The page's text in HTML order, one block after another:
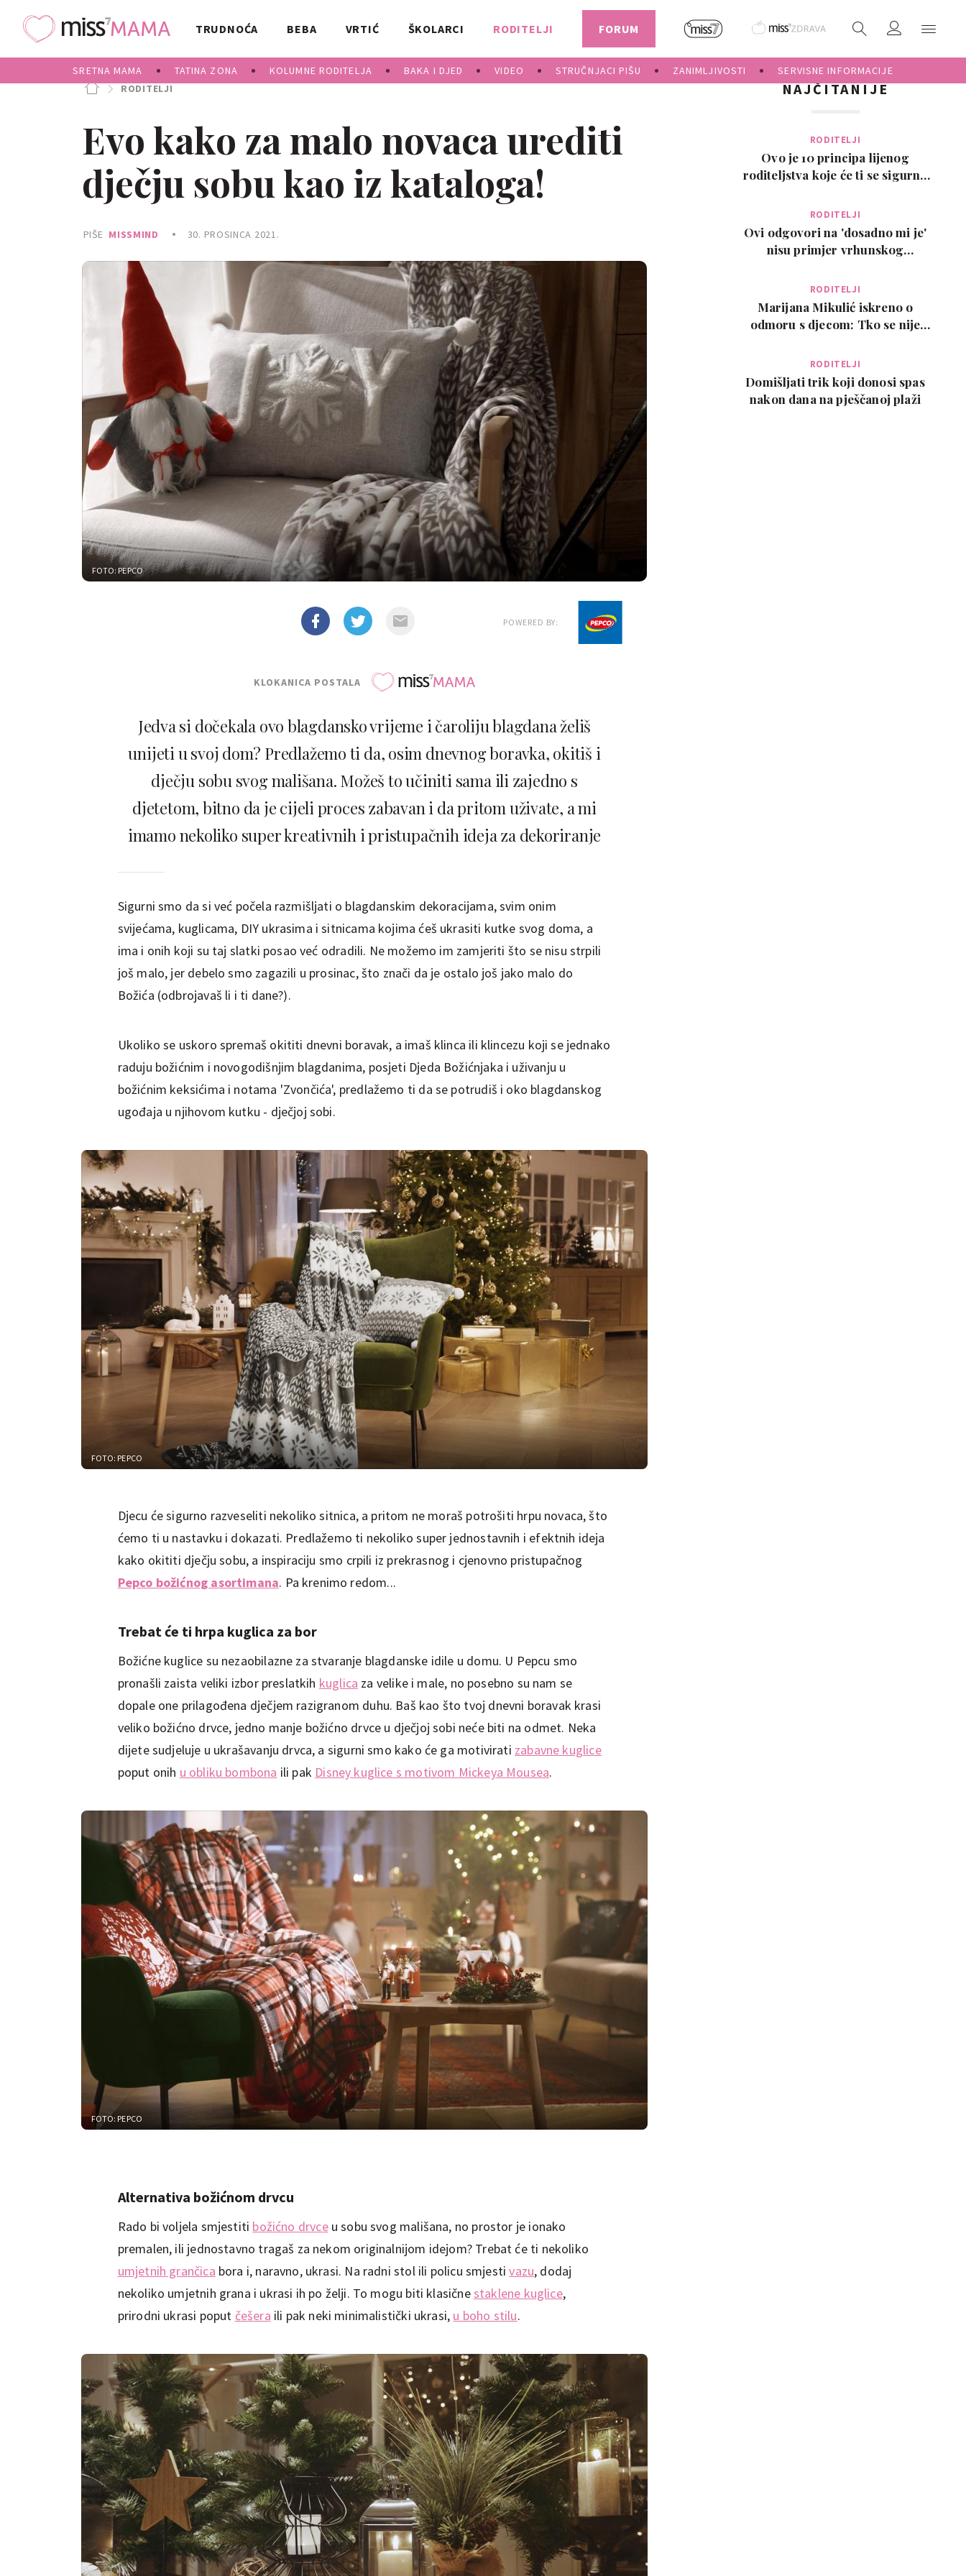
TRUDNOĆA BEBA VRTIĆ ŠKOLARCI RODITELJI
SRETNA MAMA TATINA ZONA KOLUMNE RODITELJA BAKA I DJED VIDEO STRUČNJACI PIŠU ZANIMLJIVOSTI SERVISNE INFORMACIJE
FORUM
RODITELJI
Evo kako za malo novaca urediti
dječju sobu kao iz kataloga!
PIŠE MISSMIND 30. PROSINCA 2021.
FOTO: PEPCO
POWERED BY:
KLOKANICA POSTALA
Jedva si dočekala ovo blagdansko vrijeme i čaroliju blagdana želiš
unijeti u svoj dom? Predlažemo ti da, osim dnevnog boravka, okitiš i
dječju sobu svog mališana. Možeš to učiniti sama ili zajedno s
djetetom, bitno da je cijeli proces zabavan i da pritom uživate, a mi
imamo nekoliko super kreativnih i pristupačnih ideja za dekoriranje
Sigurni smo da si već počela razmišljati o blagdanskim dekoracijama, svim onim
svijećama, kuglicama, DIY ukrasima i sitnicama kojima ćeš ukrasiti kutke svog doma, a
ima i onih koji su taj slatki posao već odradili. Ne možemo im zamjeriti što se nisu strpili
još malo, jer debelo smo zagazili u prosinac, što znači da je ostalo još jako malo do
Božića (odbrojavaš li i ti dane?).
Ukoliko se uskoro spremaš okititi dnevni boravak, a imaš klinca ili klincezu koji se jednako
raduju božićnim i novogodišnjim blagdanima, posjeti Djeda Božićnjaka i uživanju u
božićnim keksićima i notama 'Zvončića', predlažemo ti da se potrudiš i oko blagdanskog
ugođaja u njihovom kutku - dječjoj sobi.
FOTO: PEPCO
Djecu će sigurno razveseliti nekoliko sitnica, a pritom ne moraš potrošiti hrpu novaca, što
ćemo ti u nastavku i dokazati. Predlažemo ti nekoliko super jednostavnih i efektnih ideja
kako okititi dječju sobu, a inspiraciju smo crpili iz prekrasnog i cjenovno pristupačnog
Pepco božićnog asortimana. Pa krenimo redom...
Trebat će ti hrpa kuglica za bor
Božićne kuglice su nezaobilazne za stvaranje blagdanske idile u domu. U Pepcu smo
pronašli zaista veliki izbor preslatkih kuglica za velike i male, no posebno su nam se
dopale one prilagođena dječjem razigranom duhu. Baš kao što tvoj dnevni boravak krasi
veliko božićno drvce, jedno manje božićno drvce u dječjoj sobi neće biti na odmet. Neka
dijete sudjeluje u ukrašavanju drvca, a sigurni smo kako će ga motivirati zabavne kuglice
poput onih u obliku bombona ili pak Disney kuglice s motivom Mickeya Mousea.
FOTO: PEPCO
Alternativa božićnom drvcu
Rado bi voljela smjestiti božićno drvceu sobu svog mališana, no prostor je ionako
premalen, ili jednostavno tragaš za nekom originalnijom idejom? Trebat će ti nekoliko
umjetnih grančica bora i, naravno, ukrasi. Na radni stol ili policu smjestivazu, dodaj
nekoliko umjetnih grana i ukrasi ih po želji. To mogu biti klasičnestaklene kuglice,
prirodni ukrasi poput češera ili pak neki minimalistički ukrasi, u boho stilu.
NAJČITANIJE
RODITELJI
Ovo je 10 principa lijenog
roditeljstva koje će ti se sigurno
RODITELJI
Ovi odgovori na 'dosadno mi je'
nisu primjer vrhunskog
RODITELJI
Marijana Mikulić iskreno o
odmoru s djecom: Tko se nije
RODITELJI
Domišljati trik koji donosi spas
nakon dana na pješčanoj plaži